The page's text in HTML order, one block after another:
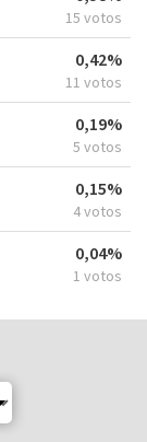
15 votos
0,42%
11 votos
0,19%
5 votos
0,15%
4 votos
0,04%
1 votos